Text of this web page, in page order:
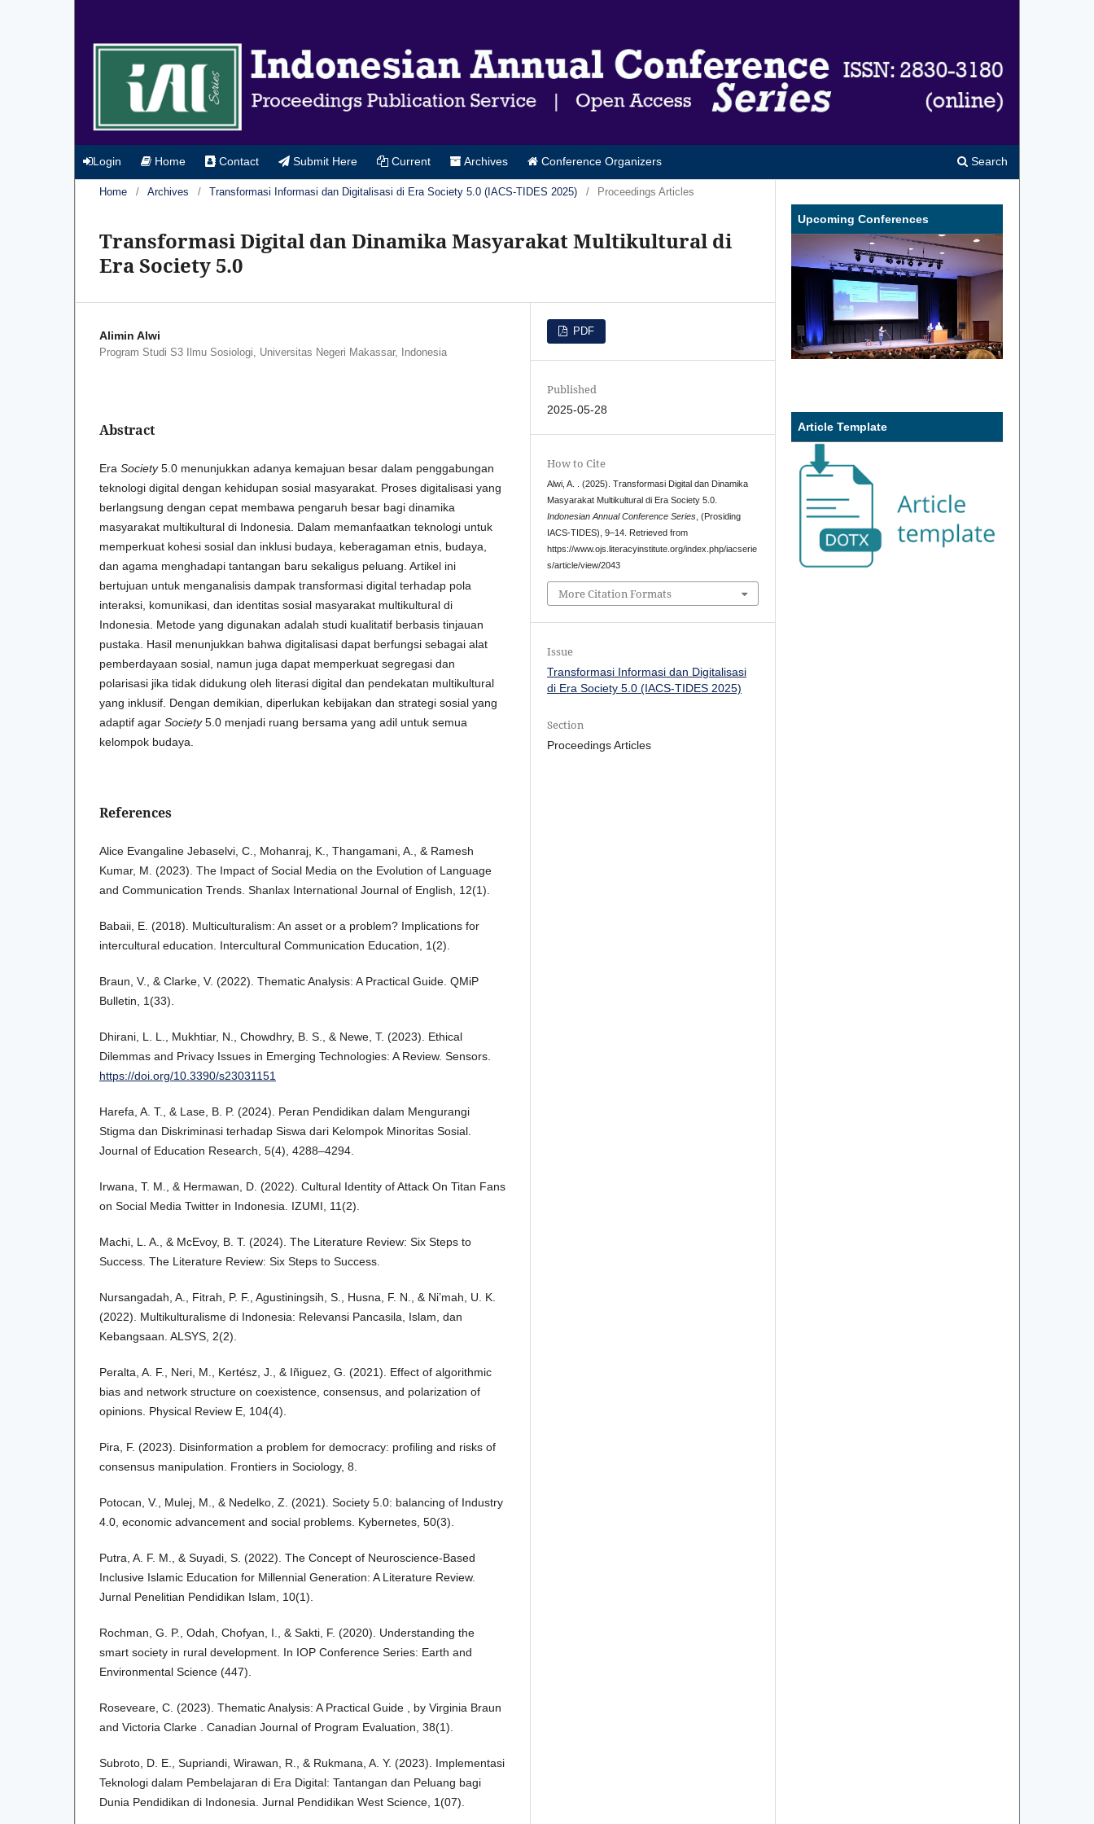
Login Home Contact Submit Here Current Archives Conference Organizers Search
Home / Archives / Transformasi Informasi dan Digitalisasi di Era Society 5.0 (IACS-TIDES 2025) / Proceedings Articles
Transformasi Digital dan Dinamika Masyarakat Multikultural di
Era Society 5.0
Alimin Alwi
Program Studi S3 Ilmu Sosiologi, Universitas Negeri Makassar, Indonesia
Abstract
Era Society5.0 menunjukkan adanya kemajuan besar dalam penggabungan
teknologi digital dengan kehidupan sosial masyarakat. Proses digitalisasi yang
berlangsung dengan cepat membawa pengaruh besar bagi dinamika
masyarakat multikultural di Indonesia. Dalam memanfaatkan teknologi untuk
memperkuat kohesi sosial dan inklusi budaya, keberagaman etnis, budaya,
dan agama menghadapi tantangan baru sekaligus peluang. Artikel ini
bertujuan untuk menganalisis dampak transformasi digital terhadap pola
interaksi, komunikasi, dan identitas sosial masyarakat multikultural di
Indonesia. Metode yang digunakan adalah studi kualitatif berbasis tinjauan
pustaka. Hasil menunjukkan bahwa digitalisasi dapat berfungsi sebagai alat
pemberdayaan sosial, namun juga dapat memperkuat segregasi dan
polarisasi jika tidak didukung oleh literasi digital dan pendekatan multikultural
yang inklusif. Dengan demikian, diperlukan kebijakan dan strategi sosial yang
adaptif agar Society5.0 menjadi ruang bersama yang adil untuk semua
kelompok budaya.
References
Alice Evangaline Jebaselvi, C., Mohanraj, K., Thangamani, A., & Ramesh
Kumar, M. (2023). The Impact of Social Media on the Evolution of Language
and Communication Trends. Shanlax International Journal of English, 12(1).
Babaii, E. (2018). Multiculturalism: An asset or a problem? Implications for
intercultural education. Intercultural Communication Education, 1(2).
Braun, V., & Clarke, V. (2022). Thematic Analysis: A Practical Guide. QMiP
Bulletin, 1(33).
Dhirani, L. L., Mukhtiar, N., Chowdhry, B. S., & Newe, T. (2023). Ethical
Dilemmas and Privacy Issues in Emerging Technologies: A Review. Sensors.
https://doi.org/10.3390/s23031151
Harefa, A. T., & Lase, B. P. (2024). Peran Pendidikan dalam Mengurangi
Stigma dan Diskriminasi terhadap Siswa dari Kelompok Minoritas Sosial.
Journal of Education Research, 5(4), 4288–4294.
Irwana, T. M., & Hermawan, D. (2022). Cultural Identity of Attack On Titan Fans
on Social Media Twitter in Indonesia. IZUMI, 11(2).
Machi, L. A., & McEvoy, B. T. (2024). The Literature Review: Six Steps to
Success. The Literature Review: Six Steps to Success.
Nursangadah, A., Fitrah, P. F., Agustiningsih, S., Husna, F. N., & Ni’mah, U. K.
(2022). Multikulturalisme di Indonesia: Relevansi Pancasila, Islam, dan
Kebangsaan. ALSYS, 2(2).
Peralta, A. F., Neri, M., Kertész, J., & Iñiguez, G. (2021). Effect of algorithmic
bias and network structure on coexistence, consensus, and polarization of
opinions. Physical Review E, 104(4).
Pira, F. (2023). Disinformation a problem for democracy: profiling and risks of
consensus manipulation. Frontiers in Sociology, 8.
Potocan, V., Mulej, M., & Nedelko, Z. (2021). Society 5.0: balancing of Industry
4.0, economic advancement and social problems. Kybernetes, 50(3).
Putra, A. F. M., & Suyadi, S. (2022). The Concept of Neuroscience-Based
Inclusive Islamic Education for Millennial Generation: A Literature Review.
Jurnal Penelitian Pendidikan Islam, 10(1).
Rochman, G. P., Odah, Chofyan, I., & Sakti, F. (2020). Understanding the
smart society in rural development. In IOP Conference Series: Earth and
Environmental Science (447).
Roseveare, C. (2023). Thematic Analysis: A Practical Guide , by Virginia Braun
and Victoria Clarke . Canadian Journal of Program Evaluation, 38(1).
Subroto, D. E., Supriandi, Wirawan, R., & Rukmana, A. Y. (2023). Implementasi
Teknologi dalam Pembelajaran di Era Digital: Tantangan dan Peluang bagi
Dunia Pendidikan di Indonesia. Jurnal Pendidikan West Science, 1(07).
PDF
Published
2025-05-28
How to Cite
Alwi, A. . (2025). Transformasi Digital dan Dinamika
Masyarakat Multikultural di Era Society 5.0.
Indonesian Annual Conference Series , (Prosiding
IACS-TIDES), 9–14. Retrieved from
https://www.ojs.literacyinstitute.org/index.php/iacserie
s/article/view/2043
More Citation Formats
Issue
Transformasi Informasi dan Digitalisasi
di Era Society 5.0 (IACS-TIDES 2025)
Section
Proceedings Articles
Upcoming Conferences
Article Template